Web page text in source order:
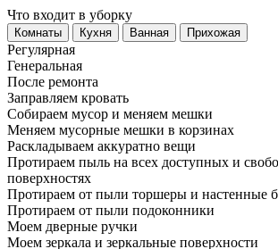
Что входит в уборку
Регу­лярная
Гене­ральная
После ремонта
Заправляем кровать
Собираем мусор и меняем мешки
Меняем мусорные мешки в корзинах
Раскладываем аккуратно вещи
Протираем пыль на всех доступных и
поверхностях
Протираем от пыли торшеры и настенные
Протираем от пыли подоконники
Моем дверные ручки
Моем зеркала и зеркальные поверхности